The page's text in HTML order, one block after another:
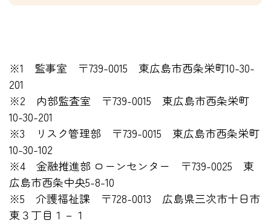
※1 監事室 〒739-0015 東広島市西条栄町10-30-
201
※2 内部監査室 〒739-0015 東広島市西条栄町
10-30-201
※3 リスク管理部 〒739-0015 東広島市西条栄町
10-30-102
※4 金融推進部 ローンセンター 〒739-0025 東
広島市西条中央5-8-10
※5 介護福祉課 〒728-0013 広島県三次市十日市
東３丁目１－１